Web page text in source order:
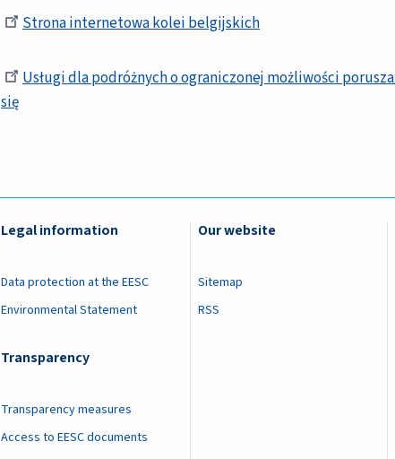
Strona internetowa kolei belgijskich
Usługi dla podróżnych o ograniczonej możliwości
się
Legal information
Data protection at the EESC
Environmental Statement
Transparency
Transparency measures
Access to EESC documents
Our website
Sitemap
RSS